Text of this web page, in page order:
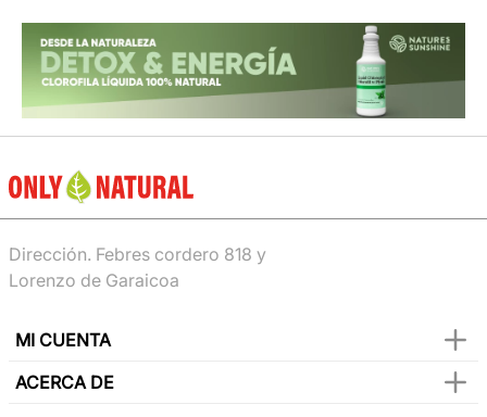
Dirección. Febres cordero 818 y
Lorenzo de Garaicoa
MI CUENTA
ACERCA DE